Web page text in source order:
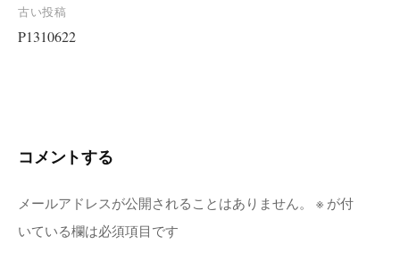
投
稿
ー
ョ
ン
古い投稿
P1310622
コメントする
メールアドレスが公開されることはありません。 ※ が付
いている欄は必須項目です